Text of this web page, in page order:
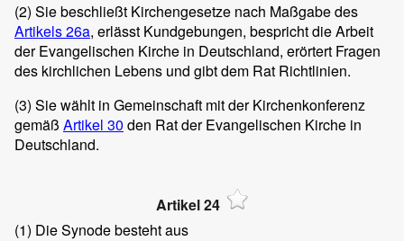
(2) Sie beschließt Kirchengesetze nach Maßgabe des
Artikels 26a, erlässt Kundgebungen, bespricht die Arbeit
der Evangelischen Kirche in Deutschland, erörtert Fragen
des kirchlichen Lebens und gibt dem Rat Richtlinien.
(3) Sie wählt in Gemeinschaft mit der Kirchenkonferenz
gemäß Artikel 30 den Rat der Evangelischen Kirche in
Deutschland.
Artikel 24
(1) Die Synode besteht aus